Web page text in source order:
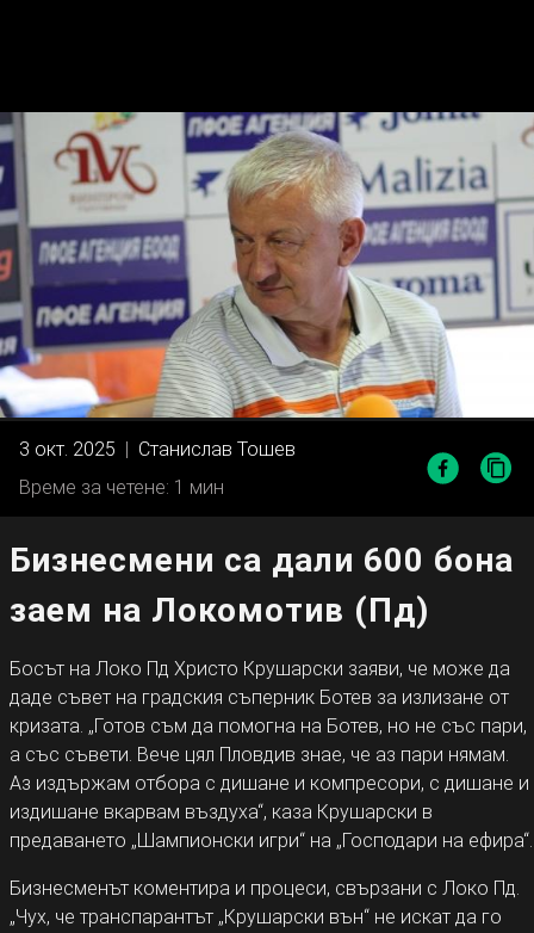
3 окт. 2025
Станислав Тошев
Време за четене: 1 мин
Бизнесмени са дали 600 бона
заем на Локомотив (Пд)
Босът на Локо Пд Христо Крушарски заяви, че може да
даде съвет на градския съперник Ботев за излизане от
кризата. „Готов съм да помогна на Ботев, но не със пари,
а със съвети. Вече цял Пловдив знае, че аз пари нямам.
Аз издържам отбора с дишане и компресори, с дишане и
издишане вкарвам въздуха“, каза Крушарски в
предаването „Шампионски игри“ на „Господари на ефира“.
Бизнесменът коментира и процеси, свързани с Локо Пд.
„Чух, че транспарантът „Крушарски вън“ не искат да го